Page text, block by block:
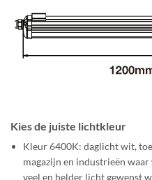
Kies de juiste lichtkleur
Kleur 6400K: daglicht wit,
magazijn en industrieën
veel en helder licht gewenst